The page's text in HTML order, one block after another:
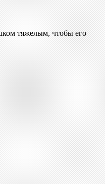
тяжелым, чтобы его